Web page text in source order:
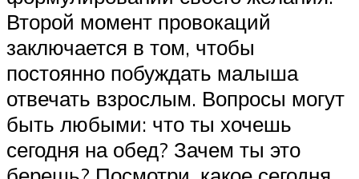
Второй момент провокаций
заключается в том, чтобы
постоянно побуждать малыша
отвечать взрослым. Вопросы могут
быть любыми: что ты хочешь
сегодня на обед? Зачем ты это